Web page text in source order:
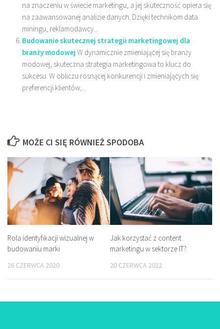
na znaczeniu w świecie marketingu, a jej skuteczność opiera się
na zaawansowanej analizie danych. Dzięki technikom data
miningu, reklamodawcy...
Budowanie skutecznej strategii marketingowej dla
branży modowej W dynamicznie zmieniającej się branży
modowej, skuteczna strategia marketingowa to klucz do
sukcesu. W obliczu rosnącej konkurencji i zmieniających się
preferencji klientów,...
MOŻE CI SIĘ RÓWNIEŻ SPODOBA
Rola identyfikacji wizualnej w
budowaniu marki
26 CZERWCA 2020
Jak korzystać z content
marketingu w sektorze IT?
20 CZERWCA 2022